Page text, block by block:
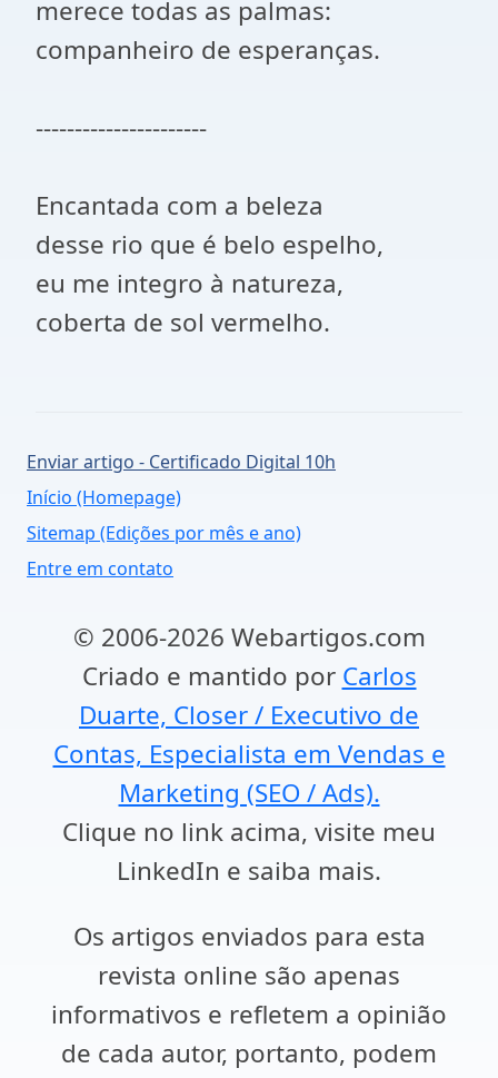
merece todas as palmas:
companheiro de esperanças.
----------------------
Encantada com a beleza
desse rio que é belo espelho,
eu me integro à natureza,
coberta de sol vermelho.
Enviar artigo - Certificado Digital 10h
Início (Homepage)
Sitemap (Edições por mês e ano)
Entre em contato
© 2006-2026 Webartigos.com
Criado e mantido por Carlos
Duarte, Closer / Executivo de
Contas, Especialista em Vendas e
Marketing (SEO / Ads).
Clique no link acima, visite meu
LinkedIn e saiba mais.
Os artigos enviados para esta
revista online são apenas
informativos e refletem a opinião
de cada autor, portanto, podem